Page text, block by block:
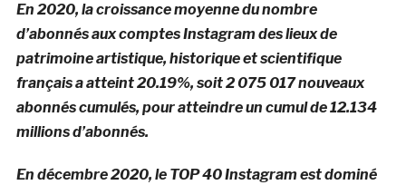
En 2020, la croissance moyenne du nombre
d’abonnés aux comptes Instagram des lieux de
patrimoine artistique, historique et scientifique
français a atteint 20.19%, soit 2 075 017 nouveaux
abonnés cumulés, pour atteindre un cumul de 12.134
millions d’abonnés.
En décembre 2020, le TOP 40 Instagram est dominé